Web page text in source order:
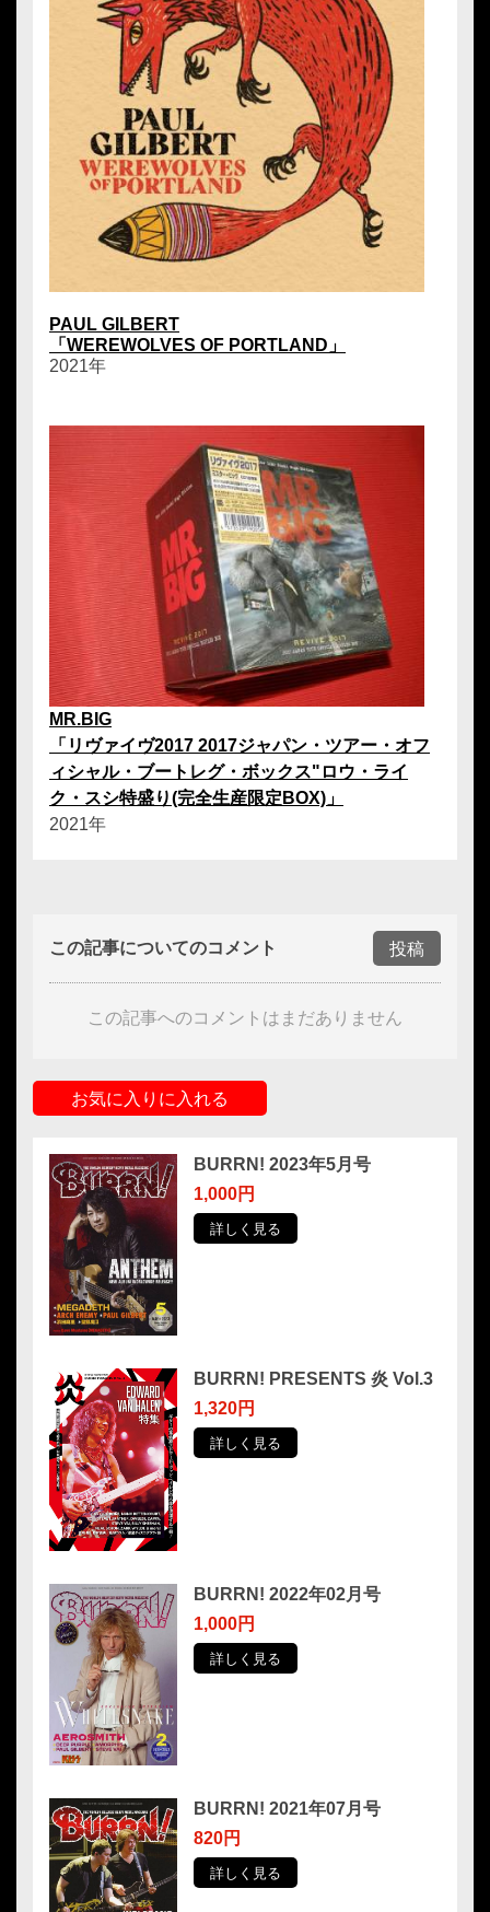
PAUL GILBERT
「WEREWOLVES OF PORTLAND」
2021年
MR.BIG
「リヴァイヴ2017 2017ジャパン・ツアー・オフ
ィシャル・ブートレグ・ボックス"ロウ・ライ
ク・スシ特盛り(完全生産限定BOX)」
2021年
この記事についてのコメント 投稿
この記事へのコメントはまだありません
お気に入りに入れる
BURRN! 2023年5月号
1,000円
詳しく見る
BURRN! PRESENTS 炎 Vol.3
1,320円
詳しく見る
BURRN! 2022年02月号
1,000円
詳しく見る
BURRN! 2021年07月号
820円
詳しく見る